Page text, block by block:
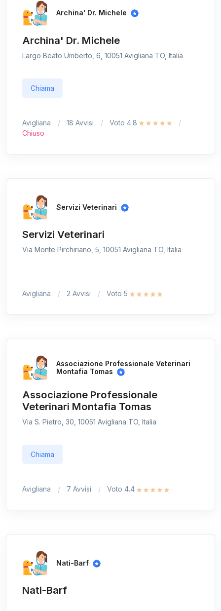
Archina' Dr. Michele
Archina' Dr. Michele
Largo Beato Umberto, 6, 10051 Avigliana TO, Italia
Chiama
Avigliana 18 Avvisi
Voto 4.8
Chiuso
Servizi Veterinari
Servizi Veterinari
Via Monte Pirchiriano, 5, 10051 Avigliana TO, Italia
Avigliana 2 Avvisi Voto 5
Associazione Professionale Veterinari
Montafia Tomas
Associazione Professionale
Veterinari Montafia Tomas
Via S. Pietro, 30, 10051 Avigliana TO, Italia
Chiama
Avigliana 7 Avvisi Voto 4.4
Nati-Barf
Nati-Barf